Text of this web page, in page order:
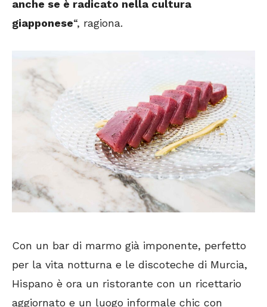
anche se è radicato nella cultura
giapponese“, ragiona.
Con un bar di marmo già imponente, perfetto
per la vita notturna e le discoteche di Murcia,
Hispano è ora un ristorante con un ricettario
aggiornato e un luogo informale chic con